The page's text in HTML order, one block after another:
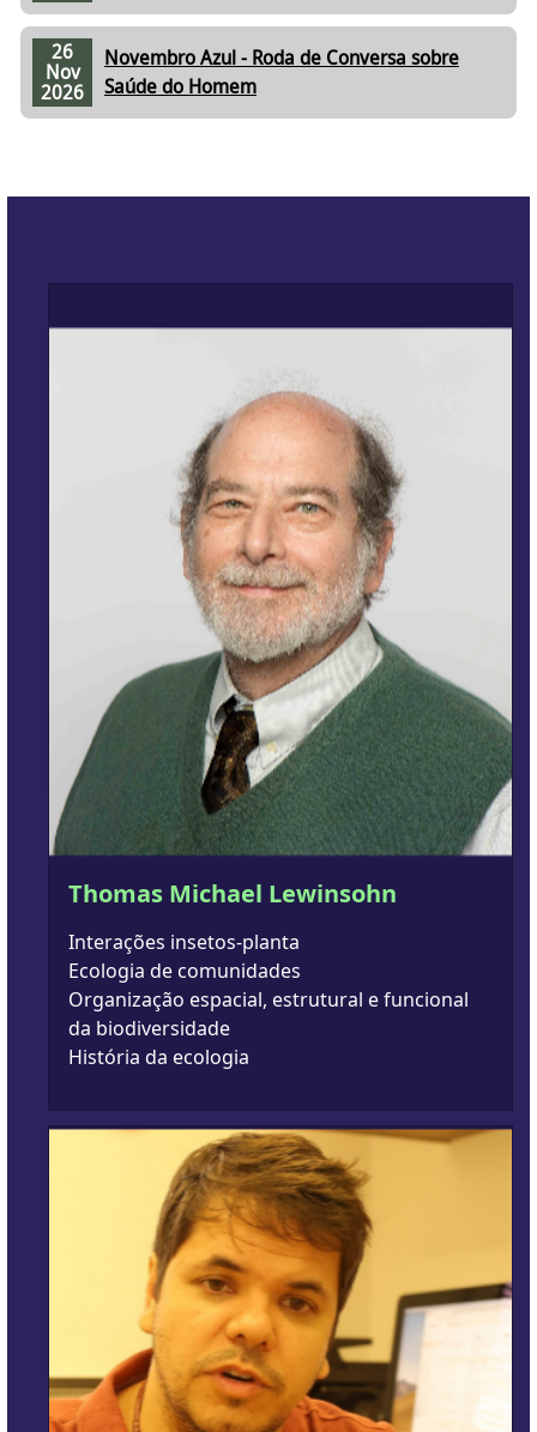
26
Nov
2026
Novembro Azul - Roda de Conversa sobre
Saúde do Homem
Thomas Michael Lewinsohn
Interações insetos-planta
Ecologia de comunidades
Organização espacial, estrutural e funcional
da biodiversidade
História da ecologia